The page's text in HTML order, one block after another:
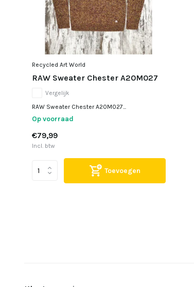
Recycled Art World
RAW Sweater Chester A20M027
Vergelijk
RAW Sweater Chester A20M027...
Op voorraad
€79,99
Incl. btw
Toevoegen